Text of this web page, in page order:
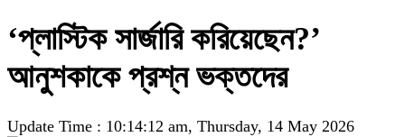
‘প্লাস্টিক সার্জারি করিয়েছেন?’
আনুশকাকে প্রশ্ন ভক্তদের
Update Time : 10:14:12 am, Thursday, 14 May 2026